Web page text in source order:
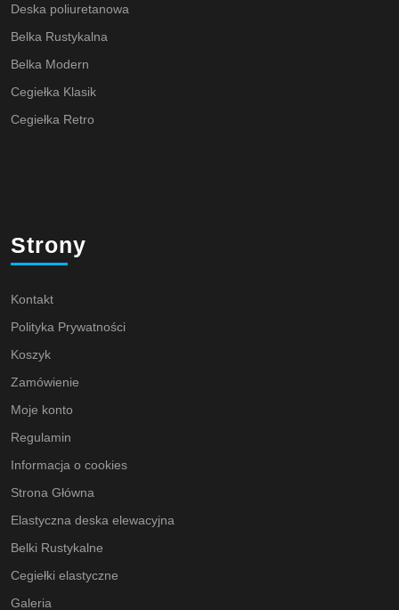
Deska poliuretanowa
Belka Rustykalna
Belka Modern
Cegiełka Klasik
Cegiełka Retro
Strony
Kontakt
Polityka Prywatności
Koszyk
Zamówienie
Moje konto
Regulamin
Informacja o cookies
Strona Główna
Elastyczna deska elewacyjna
Belki Rustykalne
Cegiełki elastyczne
Galeria